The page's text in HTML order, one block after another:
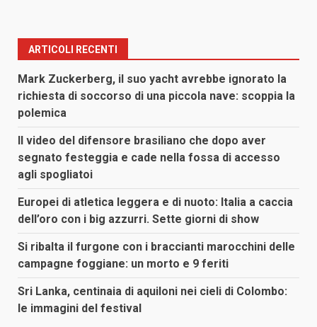
ARTICOLI RECENTI
Mark Zuckerberg, il suo yacht avrebbe ignorato la
richiesta di soccorso di una piccola nave: scoppia la
polemica
Il video del difensore brasiliano che dopo aver
segnato festeggia e cade nella fossa di accesso
agli spogliatoi
Europei di atletica leggera e di nuoto: Italia a caccia
dell’oro con i big azzurri. Sette giorni di show
Si ribalta il furgone con i braccianti marocchini delle
campagne foggiane: un morto e 9 feriti
Sri Lanka, centinaia di aquiloni nei cieli di Colombo:
le immagini del festival